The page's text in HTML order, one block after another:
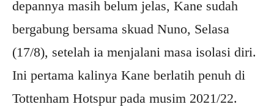
depannya masih belum jelas, Kane sudah
bergabung bersama skuad Nuno, Selasa
(17/8), setelah ia menjalani masa isolasi diri.
Ini pertama kalinya Kane berlatih penuh di
Tottenham Hotspur pada musim 2021/22.